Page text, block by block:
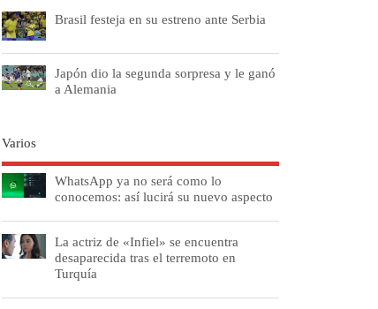
Brasil festeja en su estreno ante Serbia
Japón dio la segunda sorpresa y le ganó
a Alemania
Varios
WhatsApp ya no será como lo
conocemos: así lucirá su nuevo aspecto
La actriz de «Infiel» se encuentra
desaparecida tras el terremoto en
Turquía